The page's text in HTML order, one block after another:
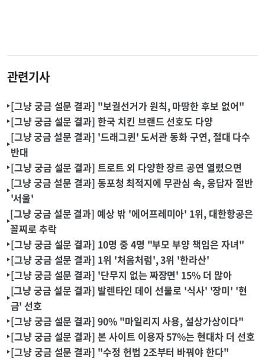
관련기사
[그냥 궁금 설문 결과] "보궐선거가 원칙, 마땅한 후보 없어"
[그냥 궁금 설문 결과] 한국 치킨 브랜드 선호도 다양
[그냥 궁금 설문 결과] '드래그퀸' 도서관 동화 구연, 절대 다수
반대
[그냥 궁금 설문 결과] 트로트 외 다양한 장르 공연 열렸으면
[그냥 궁금 설문 결과] 동포청 최적지에 무관심 속, 응답자 절반
'서울'
[그냥 궁금 설문 결과] 예상 밖 '에어프레미아' 1위, 대한항공은
꼴찌로 추락
[그냥 궁금 설문 결과] 10명 중 4명 "부모 부양 책임은 자녀"
[그냥 궁금 설문 결과] 1위 '처음처럼', 3위 '한라산'
[그냥 궁금 설문 결과] '단무지 없는 짜장면' 15% 더 많아
[그냥 궁금 설문 결과] 발렌타인 데이 선물로 '식사' '장미' '현
금' 선호
[그냥 궁금 설문 결과] 90% "마일리지 사용, 설상가상이다"
[그냥 궁금 설문 결과] 본 사이트 이용자 57%는 현대차 더 선호
[그냥 궁금 설문 결과] "수정 헌법 2조부터 바꿔야 한다"